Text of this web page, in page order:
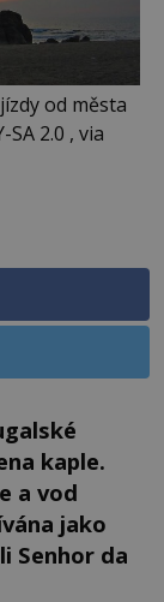
od města
2.0 , via
kaple.
a vod
jako
Senhor da